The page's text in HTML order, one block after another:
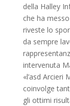
della Halley
che ha
riveste lo
da sempre
intervenuta
«l’asd Arcieri
coinvolge
gli ottimi